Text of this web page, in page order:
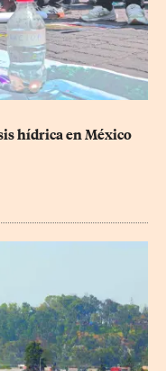
hídrica en México